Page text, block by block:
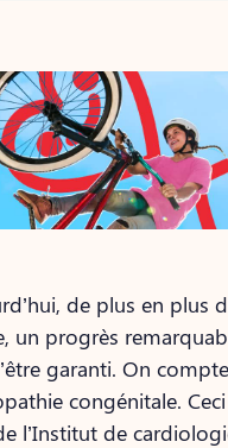
de plus en plus
un progrès
garanti. On
congénitale.
l’Institut de